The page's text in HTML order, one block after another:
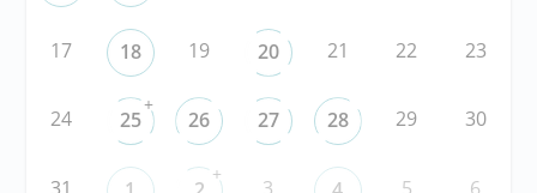
17 18 19 20 21 22 23
24 25
+
26 27 28 29 30
+